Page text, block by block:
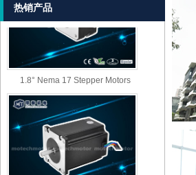
热销产品
1.8° Nema 17 Stepper Motors